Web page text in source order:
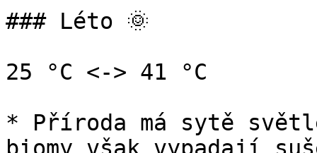
### Léto 🌞
25 °C <-> 41 °C
* Příroda má sytě